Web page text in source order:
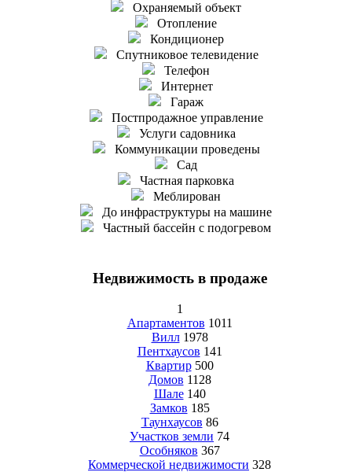
Охраняемый объект
Отопление
Кондиционер
Спутниковое телевидение
Телефон
Интернет
Гараж
Постпродажное управление
Услуги садовника
Коммуникации проведены
Сад
Частная парковка
Меблирован
До инфраструктуры на машине
Частный бассейн с подогревом
Недвижимость в продаже
1
Апартаментов 1011
Вилл 1978
Пентхаусов 141
Квартир 500
Домов 1128
Шале 140
Замков 185
Таунхаусов 86
Участков земли 74
Особняков 367
Коммерческой недвижимости 328